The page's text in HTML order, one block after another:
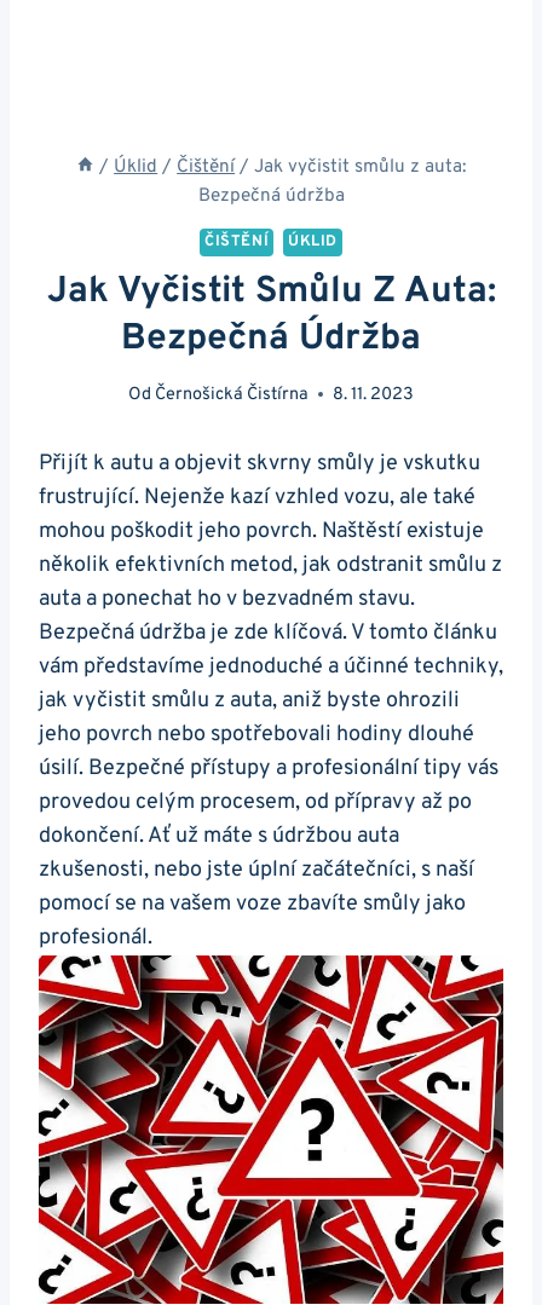
/ Úklid / Čištění / Jak vyčistit smůlu z auta:
Bezpečná údržba
ČIŠTĚNÍ ÚKLID
Jak Vyčistit Smůlu Z Auta:
Bezpečná Údržba
Od Černošická Čistírna 8. 11. 2023
Přijít k autu ⁣a objevit skvrny smůly je vskutku
‍frustrující. Nejenže kazí vzhled vozu, ale také
mohou poškodit jeho⁢ povrch. Naštěstí existuje​
několik efektivních metod, jak odstranit smůlu z
auta a ponechat⁢ ho v⁢ bezvadném stavu.
Bezpečná údržba je ‌zde klíčová. V tomto​ článku
vám představíme jednoduché a účinné techniky,
jak vyčistit smůlu z auta, aniž ⁢byste ohrozili
jeho povrch nebo spotřebovali hodiny dlouhé
úsilí.‌ Bezpečné přístupy a profesionální‍ tipy vás
⁢provedou ‌celým procesem, od⁢ přípravy až po
dokončení. Ať ⁢už máte s údržbou auta
zkušenosti, nebo jste úplní začátečníci, s ⁤naší
pomocí ‍se na vašem voze zbavíte smůly jako
profesionál.